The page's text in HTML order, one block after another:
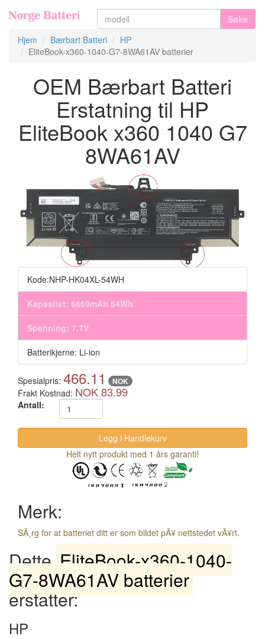
Søke
Hjem
Bærbart Batteri
HP
EliteBook-x360-1040-G7-8WA61AV batterier
OEM Bærbart Batteri
Erstatning til HP
EliteBook x360 1040 G7
8WA61AV
Kode:NHP-HK04XL-54WH
Kapasitet: 6669mAh 54Wh
Spenning: 7.7V
Batterikjerne: Li-ion
Spesialpris: 466.11 NOK
Frakt Kostnad: NOK 83.99
Antall:
Helt nytt produkt med 1 års garanti!
Merk:
SÃ¸rg for at batteriet ditt er som bildet pÃ¥ nettstedet vÃ¥rt.
DetteEliteBook-x360-1040-
G7-8WA61AV batterier
erstatter:
HP